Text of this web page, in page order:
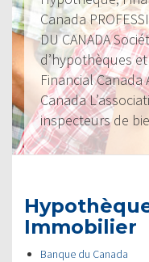
Canada
DU CANADA
d’hypothèques
Financial
Canada
inspecteurs de
Immobilier
Banque du Canada